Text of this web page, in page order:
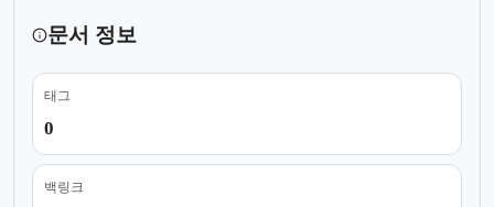
문서 정보
태그
0
백링크